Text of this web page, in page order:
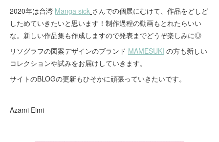
2020年は台湾 Manga sick さんでの個展にむけて、作品をどしど
しためていきたいと思います！制作過程の動画もとれたらいい
な。新しい作品集も作成しますので発表までどうぞ楽しみに◎
リソグラフの図案デザインのブランド MAMESUKI の方も新しい
コレクションや試みをお届けしていきます。
サイトのBLOGの更新もひそかに頑張っていきたいです。
Azami Eimi